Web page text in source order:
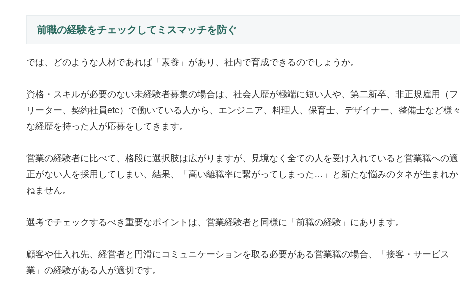
前職の経験をチェックしてミスマッチを防ぐ
では、どのような人材であれば「素養」があり、社内で育成できるのでしょうか。
資格・スキルが必要のない未経験者募集の場合は、社会人歴が極端に短い人や、第二新卒、非正規雇用（フ
リーター、契約社員etc）で働いている人から、エンジニア、料理人、保育士、デザイナー、整備士など様々
な経歴を持った人が応募をしてきます。
営業の経験者に比べて、格段に選択肢は広がりますが、見境なく全ての人を受け入れていると営業職への適
正がない人を採用してしまい、結果、「高い離職率に繋がってしまった…」と新たな悩みのタネが生まれか
ねません。
選考でチェックするべき重要なポイントは、営業経験者と同様に「前職の経験」にあります。
顧客や仕入れ先、経営者と円滑にコミュニケーションを取る必要がある営業職の場合、「接客・サービス
業」の経験がある人が適切です。